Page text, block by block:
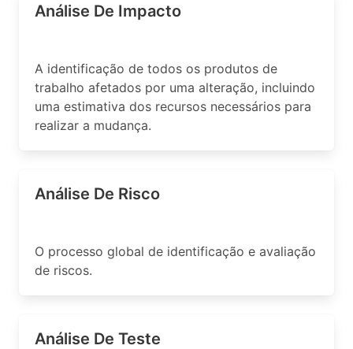
Análise De Impacto
A identificação de todos os produtos de
trabalho afetados por uma alteração, incluindo
uma estimativa dos recursos necessários para
realizar a mudança.
Análise De Risco
O processo global de identificação e avaliação
de riscos.
Análise De Teste